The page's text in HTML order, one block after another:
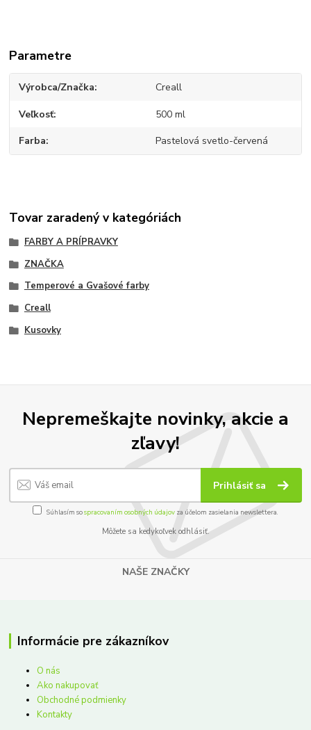
Parametre
Výrobca/Značka Creall
Veľkosť 500 ml
Farba Pastelová svetlo-červená
Tovar zaradený v kategóriách
FARBY A PRÍPRAVKY
ZNAČKA
Temperové a Gvašové farby
Creall
Kusovky
Nepremeškajte novinky, akcie a
zľavy!
Prihlásiť sa
Súhlasím sospracovaním osobných údajov za účelom zasielania newslettera.
Môžete sa kedykoľvek odhlásiť.
NAŠE ZNAČKY
Informácie pre zákazníkov
O nás
Ako nakupovať
Obchodné podmienky
Kontakty